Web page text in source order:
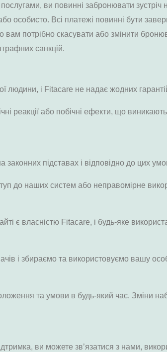
ви повинні забронювати
особисто. Всі платежі повинні бути
вам потрібно скасувати або змінити
санкцій.
людини, і Fitacare не надає жодних
реакції або побічні ефекти, що
законних підставах і відповідно до цих
до наших систем або неправомірне
є власністю Fitacare, і будь-яке
і збираємо та використовуємо вашу
та умови в будь-який час. Зміни
ви можете зв’язатися з нами,